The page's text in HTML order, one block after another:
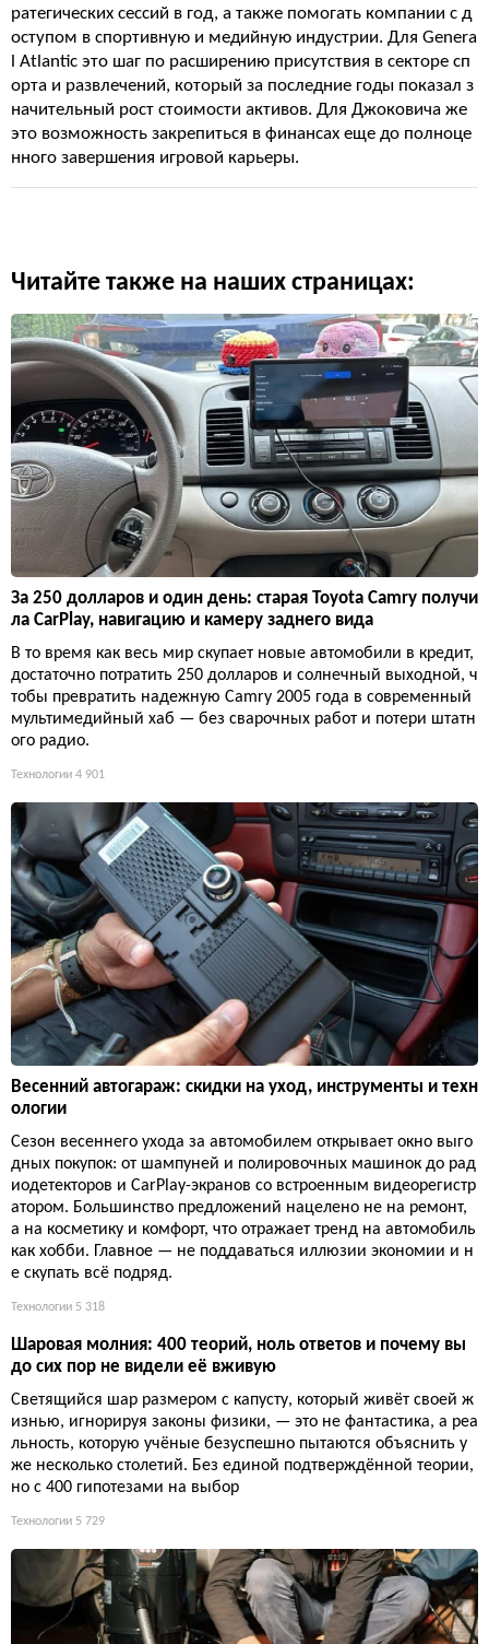
ратегических сессий в год, а также помогать компании с д
оступом в спортивную и медийную индустрии. Для Genera
l Atlantic это шаг по расширению присутствия в секторе сп
орта и развлечений, который за последние годы показал з
начительный рост стоимости активов. Для Джоковича же
это возможность закрепиться в финансах еще до полноце
нного завершения игровой карьеры.
Читайте также на наших страницах:
За 250 долларов и один день: старая Toyota Camry получи
ла CarPlay, навигацию и камеру заднего вида
В то время как весь мир скупает новые автомобили в кредит,
достаточно потратить 250 долларов и солнечный выходной, ч
тобы превратить надежную Camry 2005 года в современный
мультимедийный хаб — без сварочных работ и потери штатн
ого радио.
Технологии 4 901
Весенний автогараж: скидки на уход, инструменты и техн
ологии
Сезон весеннего ухода за автомобилем открывает окно выго
дных покупок: от шампуней и полировочных машинок до рад
иодетекторов и CarPlay-экранов со встроенным видеорегистр
атором. Большинство предложений нацелено не на ремонт,
а на косметику и комфорт, что отражает тренд на автомобиль
как хобби. Главное — не поддаваться иллюзии экономии и н
е скупать всё подряд.
Технологии 5 318
Шаровая молния: 400 теорий, ноль ответов и почему вы
до сих пор не видели её вживую
Светящийся шар размером с капусту, который живёт своей ж
изнью, игнорируя законы физики, — это не фантастика, а реа
льность, которую учёные безуспешно пытаются объяснить у
же несколько столетий. Без единой подтверждённой теории,
но с 400 гипотезами на выбор
Технологии 5 729